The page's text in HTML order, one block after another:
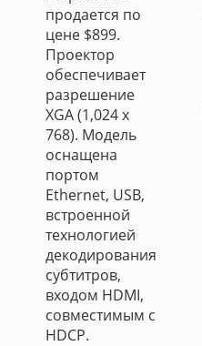
продается по
цене $899.
Проектор
обеспечивает
разрешение
XGA (1,024 x
768). Модель
оснащена
портом
Ethernet, USB,
встроенной
технологией
декодирования
субтитров,
входом HDMI,
совместимым с
HDCP.